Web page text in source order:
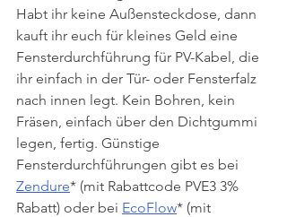
Habt ihr keine Außensteckdose, dann
kauft ihr euch für kleines Geld eine
Fensterdurchführung für PV-Kabel, die
ihr einfach in der Tür- oder Fensterfalz
nach innen legt. Kein Bohren, kein
Fräsen, einfach über den Dichtgummi
legen, fertig. Günstige
Fensterdurchführungen gibt es bei
Zendure* (mit Rabattcode PVE3 3%
Rabatt) oder bei EcoFlow* (mit